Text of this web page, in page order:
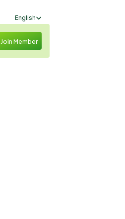
Select Language
English
Join Member